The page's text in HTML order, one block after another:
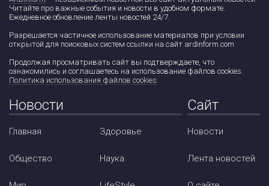
Читайте про важные события и новости в удобном формате.
Ежедневное обновление ленты новостей 24/7.
Разрешается частичное использование материалов при условии
открытой для поисковых систем ссылки на сайт ardinform.com
Продолжая просматривать сайт вы подтверждаете, что
ознакомились и соглашаетесь на использование файлов cookies.
Политика использования файлов cookies.
Новости
Главная
Общество
Здоровье
Наука
Сайт
Новости
Лента новостей